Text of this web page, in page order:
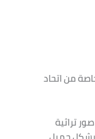
من اتحاد
تراثية